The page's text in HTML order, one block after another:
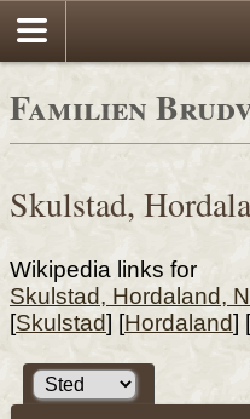
Familien
Skulstad,
Wikipedia links for
Skulstad, Hordaland,
[Skulstad] [Hordaland] [